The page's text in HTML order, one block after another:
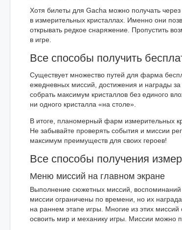
Хотя билеты для Gacha можно получать
в измерительных кристаллах. Именно они
открывать редкое снаряжение. Пропустить
в игре.
Все способы получить
Существует множество путей для фарма
ежедневных миссий, достижения и награды
собрать максимум кристаллов без единого
ни одного кристалла «на столе».
В итоге, планомерный фарм измерительных
Не забывайте проверять события и миссии
максимум преимуществ для своих героев!
Все способы получения
Меню миссий на главном экране
Выполнение сюжетных миссий,
миссии ограничены по времени, но их
на раннем этапе игры. Многие из этих
освоить мир и механику игры. Миссии можно